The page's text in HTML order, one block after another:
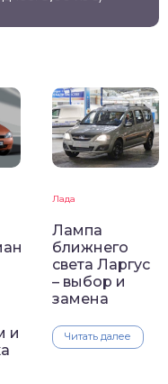
и
Лада
Лампа
ближнего
света Ларгус
– выбор и
замена
Читать далее